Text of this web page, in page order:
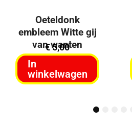
Oeteldonk
embleem Witte gij
van wanten
€5,00
In
winkelwagen
4